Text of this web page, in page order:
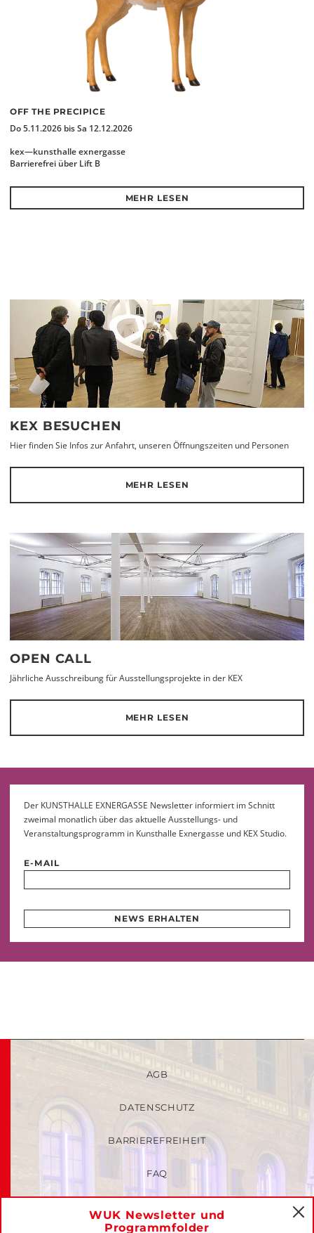
OFF THE PRECIPICE
Do 5.11.2026 bis Sa 12.12.2026
kex—kunsthalle exnergasse
Barrierefrei über Lift B
MEHR LESEN
KEX BESUCHEN
Hier finden Sie Infos zur Anfahrt, unseren Öffnungszeiten und Personen
MEHR LESEN
OPEN CALL
Jährliche Ausschreibung für Ausstellungsprojekte in der KEX
MEHR LESEN
Der KUNSTHALLE EXNERGASSE Newsletter informiert im Schnitt
zweimal monatlich über das aktuelle Ausstellungs- und
Veranstaltungsprogramm in Kunsthalle Exnergasse und KEX Studio.
E-MAIL
NEWS ERHALTEN
WUK Newsletter und
Programmfolder
AGB
DATENSCHUTZ
BARRIEREFREIHEIT
FAQ